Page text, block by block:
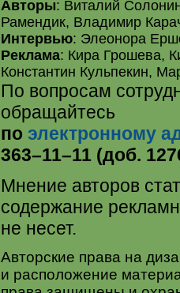
Авторы: Виталий
Рамендик, Владимир
Интервью: Элеонора
Реклама: Кира Грошева,
Константин Кульпекин,
По вопросам
обращайтесь
по электронному
363–11–11 (доб.
Мнение авторов
содержание
не несет.
Авторские права на
и расположение